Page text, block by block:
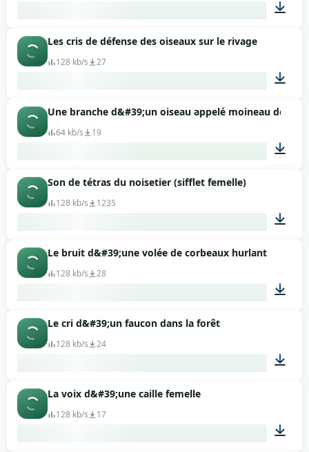
Les cris de défense des oiseaux sur le rivage
128 kb/s 27
01:35
Une branche d&#39;un oiseau appelé moineau des
64 kb/s 19
Son de tétras du noisetier (sifflet femelle)
128 kb/s 1235
00:09
Le bruit d&#39;une volée de corbeaux hurlant
128 kb/s 28
Le cri d&#39;un faucon dans la forêt
128 kb/s 24
La voix d&#39;une caille femelle
128 kb/s 17